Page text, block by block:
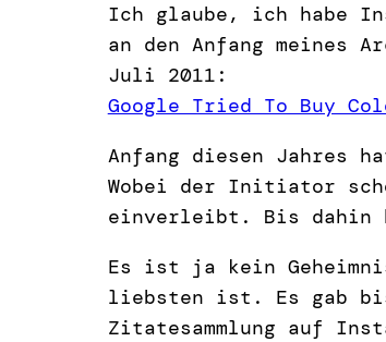
Ich glaube, ich habe
an den Anfang meines
Juli 2011:
Google Tried To Buy
Anfang diesen Jahres
Wobei der Initiator
einverleibt. Bis dahin
Es ist ja kein
liebsten ist. Es gab
Zitatesammlung auf